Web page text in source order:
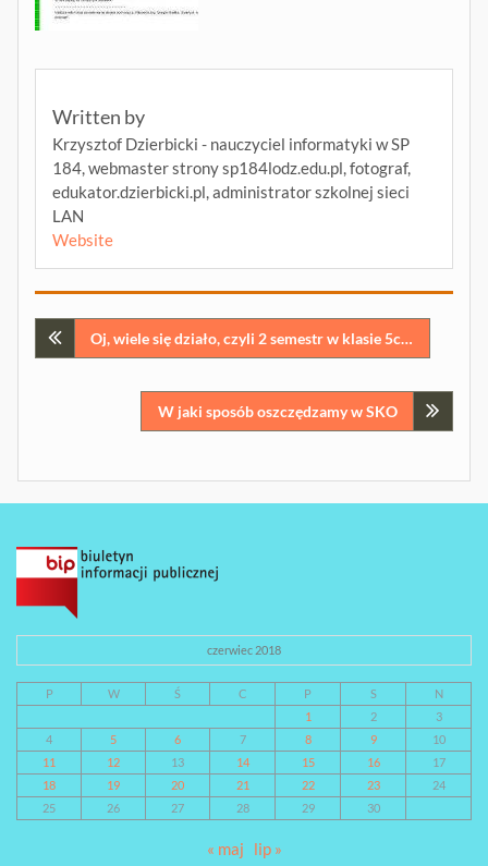
Written by
Krzysztof Dzierbicki - nauczyciel informatyki w SP
184, webmaster strony sp184lodz.edu.pl, fotograf,
edukator.dzierbicki.pl, administrator szkolnej sieci
LAN
Website
Nawigacja
Oj, wiele się działo, czyli 2 semestr w klasie 5c…
W jaki sposób oszczędzamy w SKO
czerwiec 2018
P W Ś C P S
N
1
2
3
4
5 6 7 8 9
10
11
12 13 14 15 16
17
18
19 20 21 22 23
24
25
26 27 28 29 30
« maj lip »